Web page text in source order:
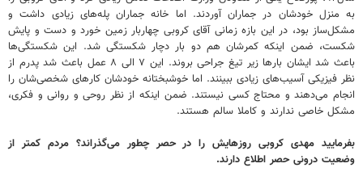
به منزل خودشان در جماران آوردند. اما خانه جماران پله‌های زیادی داشت و
مشکل‌ساز بود، در این بازه زمانی آقای کروبی چهاربار زمین خورد و دست و پایش
شکست، ضمن اینکه کمرشان هم دو بار دچار شکستگی شد. این شکستگی‌ها
باعث شد ایشان بارها زیر تیغ جراحی بروند. این ۷ الی ۸ عمل باعث شد پدرم از
نظر فیزیکی آسیب‌های زیادی ببینند. اما خوشبختانه خودشان کارهای شخصی‌شان را
انجام می‌دهند و محتاج کسی نیستند. ضمن اینکه از نظر روحی و روانی و فکری،
مشکل خاصی ندارند و کاملا سالم هستند.
‌بفرمایید مهدی کروبی روزهایش را در حصر چطور می‌گذراند؟ مردم کمتر از
وضعیت درونی حصر اطلاع دارند.